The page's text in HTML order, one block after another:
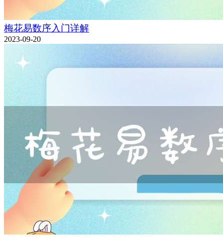
梅花易数序入门详解
2023-09-20